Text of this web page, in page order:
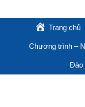
Trang chủ
Chương trình –
Đào